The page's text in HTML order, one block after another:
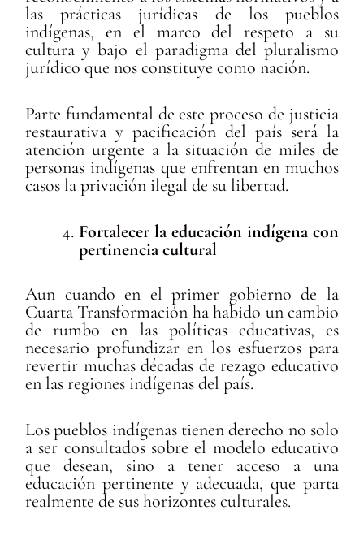
las prácticas jurídicas de los pueblos
indígenas, en el marco del respeto a su
cultura y bajo el paradigma del pluralismo
jurídico que nos constituye como nación.
Parte fundamental de este proceso de justicia
restaurativa y pacificación del país será la
atención urgente a la situación de miles de
personas indígenas que enfrentan en muchos
casos la privación ilegal de su libertad.
Fortalecer la educación indígena con
pertinencia cultural
Aun cuando en el primer gobierno de la
Cuarta Transformación ha habido un cambio
de rumbo en las políticas educativas, es
necesario profundizar en los esfuerzos para
revertir muchas décadas de rezago educativo
en las regiones indígenas del país.
Los pueblos indígenas tienen derecho no solo
a ser consultados sobre el modelo educativo
que desean, sino a tener acceso a una
educación pertinente y adecuada, que parta
realmente de sus horizontes culturales.